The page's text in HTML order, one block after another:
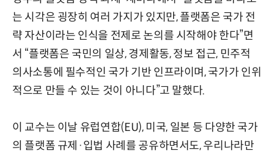
는 시각은 굉장히 여러 가지가 있지만, 플랫폼은 국가 전
략 자산이라는 인식을 전제로 논의를 시작해야 한다”면
서 “플랫폼은 국민의 일상, 경제활동, 정보 접근, 민주적
의사소통에 필수적인 국가 기반 인프라이며, 국가가 인위
적으로 만들 수 있는 것이 아니다”고 말했다.
이 교수는 이날 유럽연합(EU), 미국, 일본 등 다양한 국가
의 플랫폼 규제·입법 사례를 공유하면서도, 우리나라만